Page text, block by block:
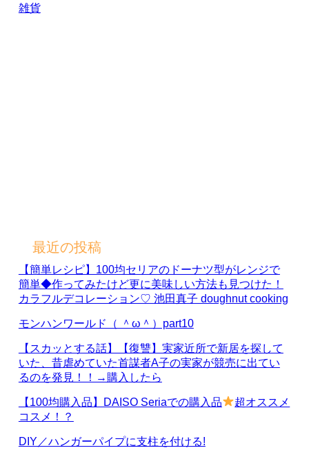
雑貨
最近の投稿
【簡単レシピ】100均セリアのドーナツ型がレンジで
簡単◆作ってみたけど更に美味しい方法も見つけた！
カラフルデコレーション♡ 池田真子 doughnut cooking
モンハンワールド（ ＾ω＾）part10
【スカッとする話】【復讐】実家近所で新居を探して
いた、昔虐めていた首謀者A子の実家が競売に出てい
るのを発見！！→購入したら
【100均購入品】DAISO Seriaでの購入品
超オススメ
コスメ！？
DIY／ハンガーパイプに支柱を付ける!